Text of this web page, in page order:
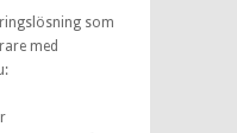
som
med